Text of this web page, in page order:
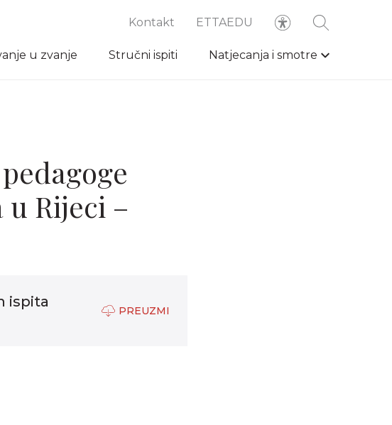
Kontakt ETTAEDU
u zvanje Stručni ispiti Natjecanja i smotre
Rijeci –
ispita
PREUZMI